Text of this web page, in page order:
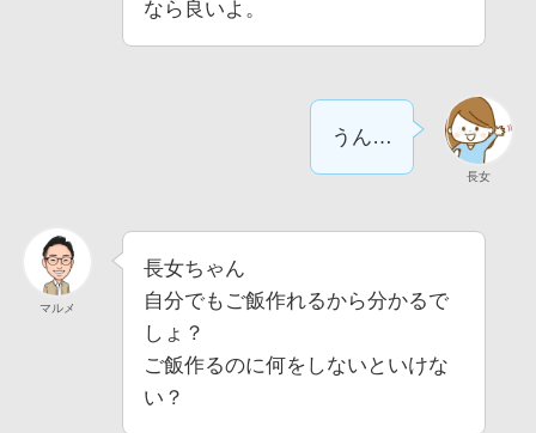
なら良いよ。
長女
うん…
マルメ
長女ちゃん
自分でもご飯作れるから分かるで
しょ？
ご飯作るのに何をしないといけな
い？